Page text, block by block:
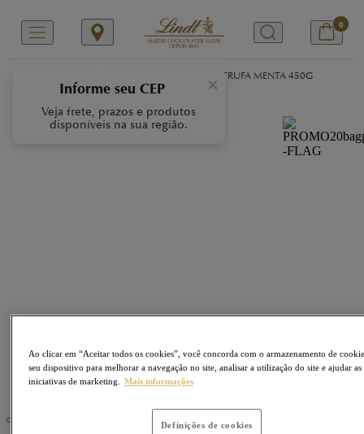
×
Informe seu CEP
Veja frete, prazos e produtos
disponíveis na sua região.
0
LINDOR TRUFA MENTA 450G
Ao clicar em “Aceitar todos os cookies”, você concorda com o armazenamento de
seu dispositivo para melhorar a navegação no site, analisar a utilização do site e ajudar as
iniciativas de marketing.
Mais informações
Definições de cookies